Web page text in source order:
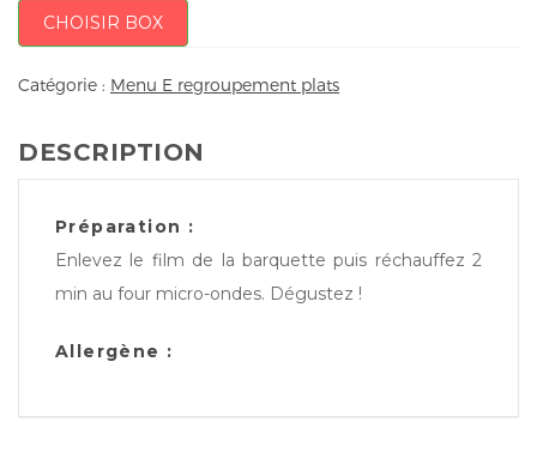
CHOISIR BOX
Catégorie : Menu E regroupement plats
DESCRIPTION
Préparation :
Enlevez le film de la barquette puis réchauffez 2
min au four micro-ondes. Dégustez !
Allergène :